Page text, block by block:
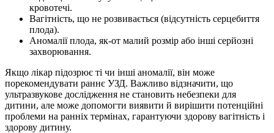
кровотечі.
Вагітність, що не розвивається (відсутність серцебиття
плода).
Аномалії плода, як-от малий розмір або інші серйозні
захворювання.
Якщо лікар підозрює ті чи інші аномалії, він може
порекомендувати раннє УЗД. Важливо відзначити, що
ультразвукове дослідження не становить небезпеки для
дитини, але може допомогти виявити й вирішити потенційні
проблеми на ранніх термінах, гарантуючи здорову вагітність і
здорову дитину.